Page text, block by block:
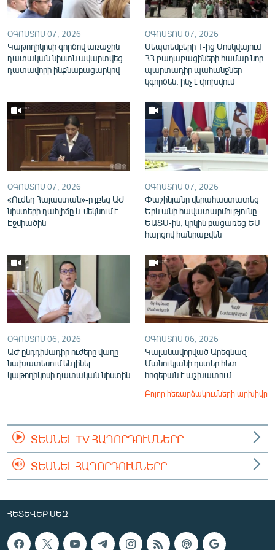
English
Русский
ՀԵՏԵՎԵՔ ՄԵԶ
«Ազատության» բոլոր կայքերը
ՕԳՈՍՏՈՍ 07, 2026
Կաթողիկոսի գործով առաջին
դատական նիստն ավարտվեց
դատավորի ինքնաբացարկով
ՕԳՈՍՏՈՍ 07, 2026
Սեպտեմբերի 1-ից Մոսկվայում
ՀՀ քաղաքացիների համար նոր
պարտադիր պահանջներ
կգործեն. ինչ է փոխվում
ՕԳՈՍՏՈՍ 07, 2026
«Ուժեղ Հայաստան»-ը լքեց ԱԺ
նիստերի դահլիճը և մեկնում է
Էջմիածին
ՕԳՈՍՏՈՍ 07, 2026
Փաշինյանը վերահաստատեց
Երևանի հավատարմությունը
ԵԱՏՄ-ին, կրկին բացառեց ԵՄ
հարցով հանրաքվեն
ՕԳՈՍՏՈՍ 06, 2026
ԱԺ ընդդիմադիր ուժերը վաղը
նախատեսում են լինել
կաթողիկոսի դատական նիստին
ՕԳՈՍՏՈՍ 06, 2026
Կալանավորված Արեգնազ
Մանուկյանի դստեր հետ
հոգեբան է աշխատում
Բոլոր հեռարձակումների արխիվը
ՏԵՍՆԵԼ TV ՀԱՂՈՐԴՈՒՄՆԵՐԸ
ՏԵՍՆԵԼ ՀԱՂՈՐԴՈՒՄՆԵՐԸ
ՀԵՏԵՎԵՔ ՄԵԶ